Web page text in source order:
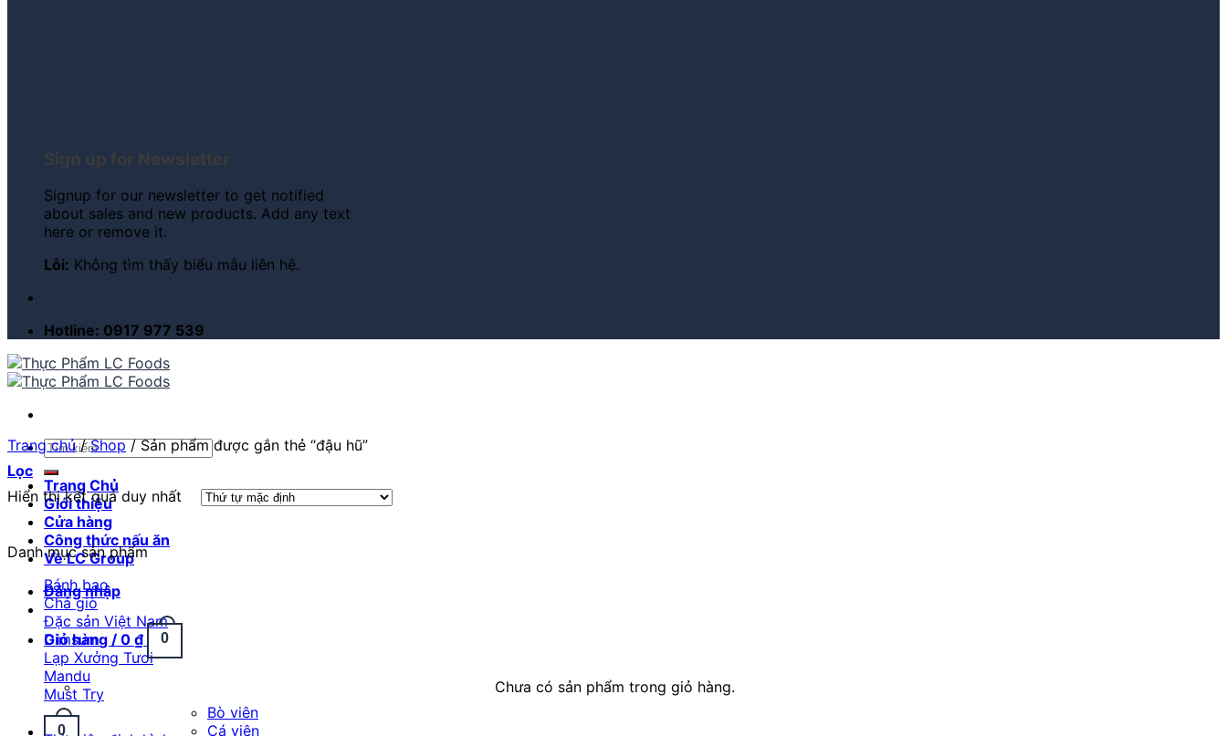
Sign up for Newsletter
Signup for our newsletter to get notified
about sales and new products. Add any text
here or remove it.
Lỗi: Không tìm thấy biểu mẫu liên hệ.
Hotline: 0917 977 539
Tìm
Trang Chủ
Giới thiệu
Cửa hàng
Công thức nấu ăn
Về LC Group
Đăng nhập
Giỏ hàng / 0 ₫ 0
Chưa có sản phẩm trong giỏ hàng.
0
Trang chủ / Shop /Sản phẩm được gắn thẻ “đậu hũ”
Lọc
Hiển thị kết quả duy nhất
Danh mục sản phẩm
Bánh bao
Chả giò
Đặc sản Việt Nam
Dimsum
Lạp Xưởng Tươi
Mandu
Must Try
Bò viên
Cá viên